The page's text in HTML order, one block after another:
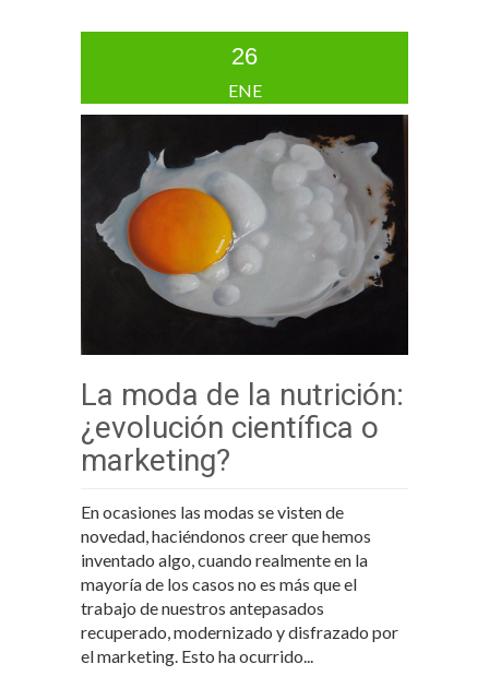
26
ENE
La moda de la nutrición:
¿evolución científica o
marketing?
En ocasiones las modas se visten de
novedad, haciéndonos creer que hemos
inventado algo, cuando realmente en la
mayoría de los casos no es más que el
trabajo de nuestros antepasados
recuperado, modernizado y disfrazado por
el marketing. Esto ha ocurrido...